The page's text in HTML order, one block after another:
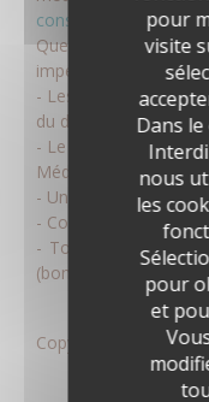
conso.fr
Quel que soit le
impérativement
- Les coordonnées
du demandeur,
- Le nom, l'adresse
Médiation Solution,
- Un exposé succinct
- Copie de la
- Tous documents
(bon de commande,
Copyright © 2025 :
pour
visite
Dans
nous
les
pour
et